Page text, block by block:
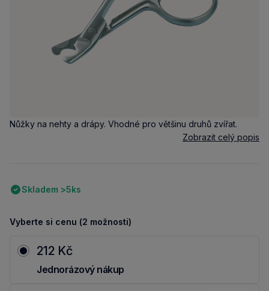
Nůžky na nehty a drápy. Vhodné pro většinu druhů zvířat.
Zobrazit celý popis
Skladem >5ks
Vyberte si cenu (2 možnosti)
212 Kč
Jednorázový nákup